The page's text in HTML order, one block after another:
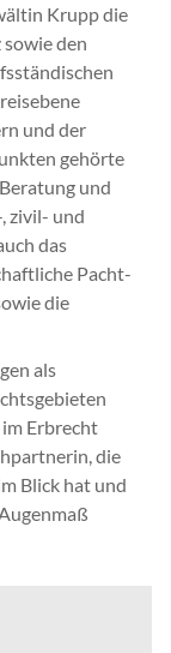
Krupp die
den
und der
gehörte
und
zivil- und
das
Pacht-
die
als
Erbrecht
die
Blick hat und